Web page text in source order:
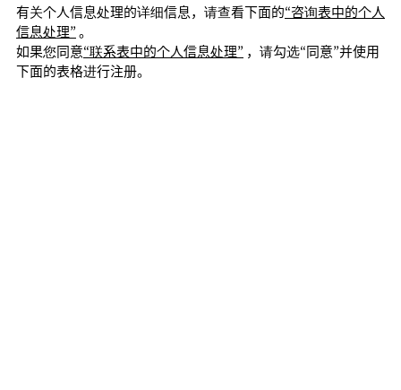
有关个人信息处理的详细信息，请查看下面的“咨询表中的个人
信息处理”。
如果您同意“联系表中的个人信息处理” ，请勾选“同意”并使用
下面的表格进行注册。